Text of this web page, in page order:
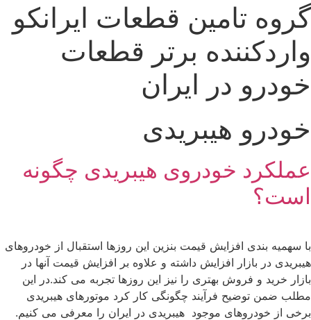
گروه تامین قطعات ایرانکو
واردکننده برتر قطعات
خودرو در ایران
خودرو هیبریدی
عملکرد خودروی هیبریدی چگونه
است؟
با سهمیه بندی افزایش قیمت بنزین این روزها استقبال از خودروهای
هیبریدی در بازار افزایش داشته و علاوه بر افزایش قیمت آنها در
بازار خرید و فروش بهتری را نیز این روزها تجربه می کند.در این
مطلب ضمن توضیح فرآیند چگونگی کار کرد موتورهای هیبریدی
برخی از خودروهای موجود هیبریدی در ایران را معرفی می کنیم.